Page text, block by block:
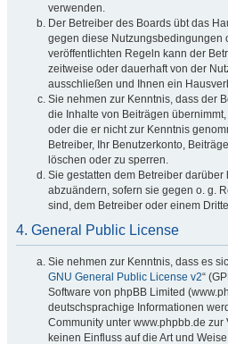
verwenden.
Der Betreiber des Boards übt das
gegen diese Nutzungsbedingungen
veröffentlichten Regeln kann der
zeitweise oder dauerhaft von der
ausschließen und Ihnen ein
Sie nehmen zur Kenntnis, dass der
die Inhalte von Beiträgen
oder die er nicht zur Kenntnis
Betreiber, Ihr Benutzerkonto,
löschen oder zu sperren.
Sie gestatten dem Betreiber darüber
abzuändern, sofern sie gegen o. g.
sind, dem Betreiber oder einem
4. General Public License
Sie nehmen zur Kenntnis, dass es
GNU General Public License v2“
Software von phpBB Limited
deutschsprachige Informationen
Community unter www.phpbb.de
keinen Einfluss auf die Art und